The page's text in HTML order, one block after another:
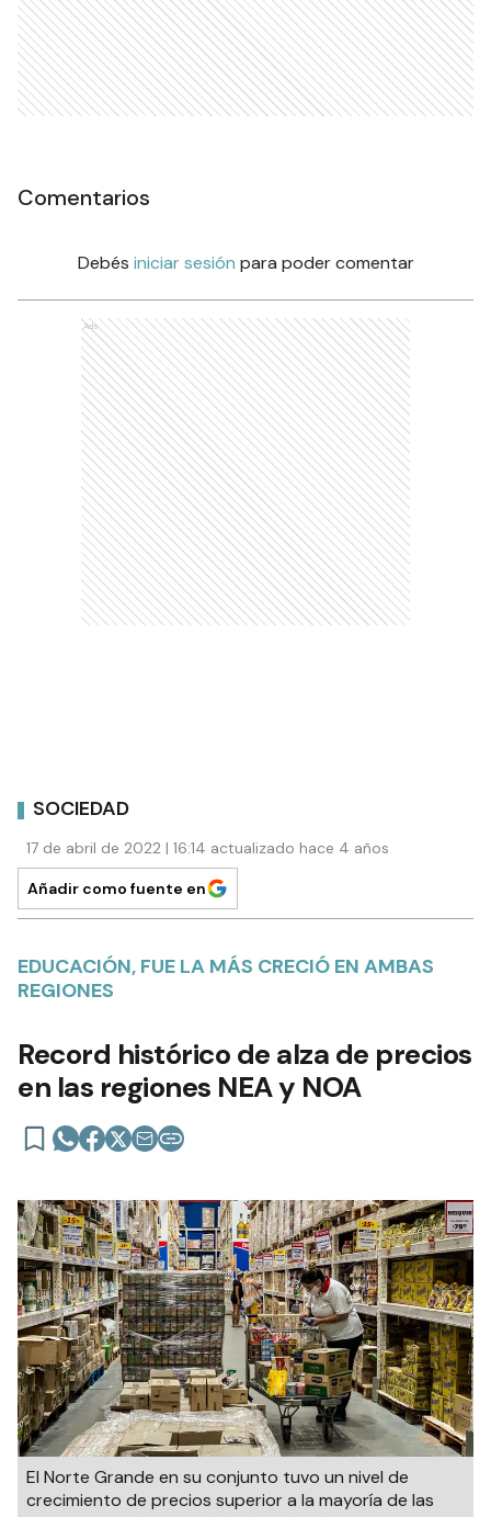
Comentarios
Debés iniciar sesión para poder comentar
Ads
SOCIEDAD
17 de abril de 2022 | 16:14 actualizado hace 4 años
Añadir como fuente en
EDUCACIÓN, FUE LA MÁS CRECIÓ EN AMBAS
REGIONES
Record histórico de alza de precios
en las regiones NEA y NOA
El Norte Grande en su conjunto tuvo un nivel de
crecimiento de precios superior a la mayoría de las